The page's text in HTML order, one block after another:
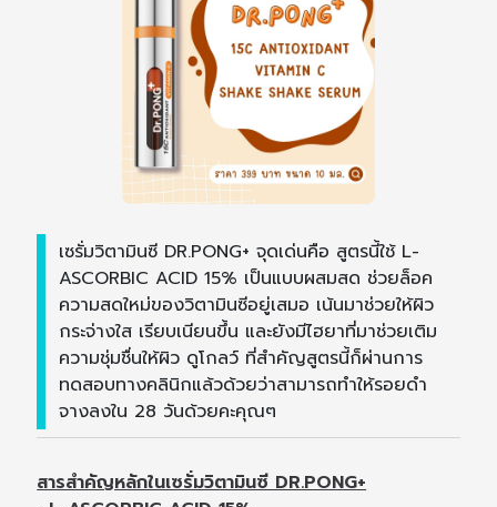
เซรั่มวิตามินซี DR.PONG+ จุดเด่นคือ สูตรนี้ใช้ L-
ASCORBIC ACID 15% เป็นแบบผสมสด ช่วยล็อค
ความสดใหม่ของวิตามินซีอยู่เสมอ เน้นมาช่วยให้ผิว
กระจ่างใส เรียบเนียนขึ้น และยังมีไฮยาที่มาช่วยเติม
ความชุ่มชื่นให้ผิว ดูโกลว์ ที่สำคัญสูตรนี้ก็ผ่านการ
ทดสอบทางคลินิกแล้วด้วยว่าสามารถทำให้รอยดำ
จางลงใน 28 วันด้วยคะคุณๆ
สารสำคัญหลักในเซรั่มวิตามินซี DR.PONG+